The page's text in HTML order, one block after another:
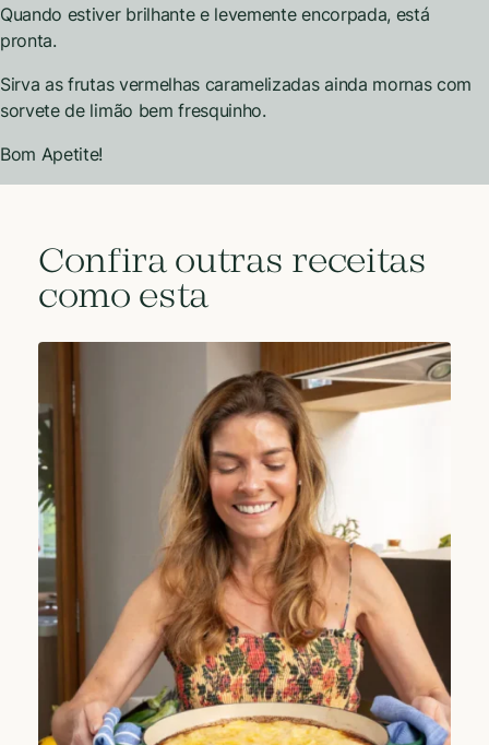
Quando estiver brilhante e levemente encorpada, está
pronta.
Sirva as frutas vermelhas caramelizadas ainda mornas com
sorvete de limão bem fresquinho.
Bom Apetite!
Confira outras receitas
como esta